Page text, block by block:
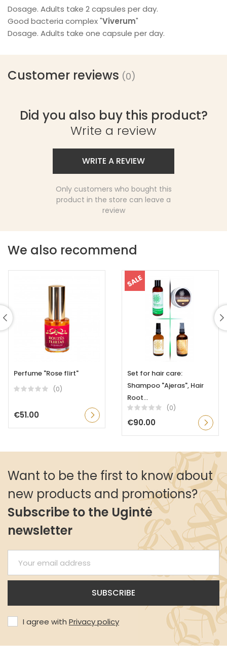
Dosage. Adults take 2 capsules per day.
Good bacteria complex "Viverum"
Dosage. Adults take one capsule per day.
Customer reviews (0)
Did you also buy this product?
Write a review
WRITE A REVIEW
Only customers who bought this
product in the store can leave a
review
We also recommend
Perfume "Rose flirt"
(0)
€51.00
Set for hair care:
Shampoo "Ajeras", Hair
Root...
(0)
€90.00
Want to be the first to know about
new products and promotions?
Subscribe to the Ugintė
newsletter
I agree with Privacy policy